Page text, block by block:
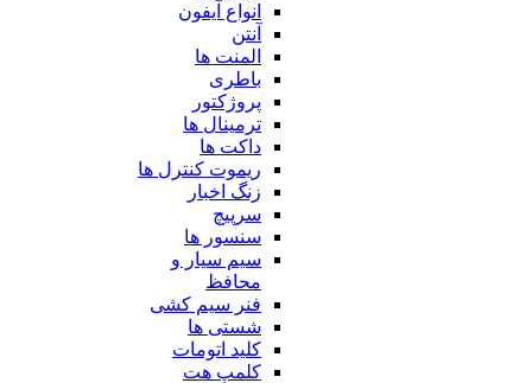
انواع آیفون
آنتن
المنت ها
باطری
پروژکتور
ترمینال ها
داکت ها
ریموت کنترل ها
زنگ اخبار
سرپیچ
سنسور ها
سیم سیار و
محافظ
فنر سیم کشی
شستی ها
کلید اتومات
کلمپ هت